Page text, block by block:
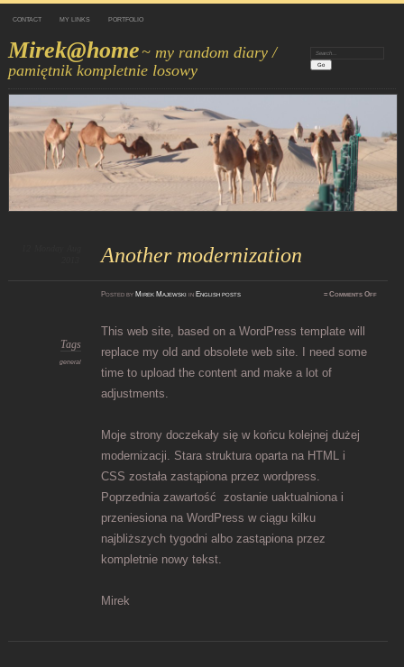
CONTACT MY LINKS PORTFOLIO
Mirek@home~ my random diary /
pamiętnik kompletnie losowy
Search:
Another modernization
Postedby Mirek Majewski in English posts ≈Comments Offon
Tags
general
This web site, based on a WordPress template will
replace my old and obsolete web site. I need some
time to upload the content and make a lot of
adjustments.
Moje strony doczekały się w końcu kolejnej dużej
modernizacji. Stara struktura oparta na HTML i
CSS została zastąpiona przez wordpress.
Poprzednia zawartość zostanie uaktualniona i
przeniesiona na WordPress w ciągu kilku
najbliższych tygodni albo zastąpiona przez
kompletnie nowy tekst.
Mirek